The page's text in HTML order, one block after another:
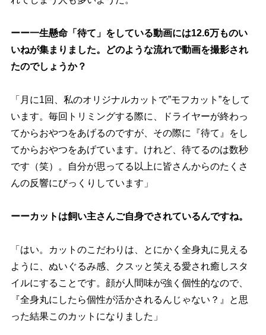
ーー一生懸命「待て」をしている動画には12.6万ものい
いねが集まりました。どのような流れで動画を撮影され
たのでしょうか？
「月に1回、私のオリジナルカットで”モフカット”をして
います。毎回トリミングする際に、ドライヤーが終わっ
てからおやつをあげるのですが、その際に『待て』をし
てからおやつをあげています。けれど、待てるのは数秒
です（笑）。自分が思ってる以上に皆さんからのたくさ
んの反響にびっくりしています」
ーーカットは飼い主さんご自身でされているんですね。
「はい。カットのこだわりは、とにかく全身丸に見える
ように、ぬいぐるみ感、クスッと笑える愛され癒しスタ
イルにすることです。顔が人間味が強く個性的なので、
『全身丸にしたら個性が活かされるんじゃない？』と思
った結果このカットになりました」